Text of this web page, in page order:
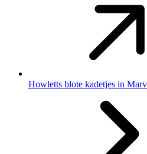
Howletts blote kadetjes in